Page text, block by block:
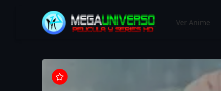
MEGAUNIVERSO Ver Anime